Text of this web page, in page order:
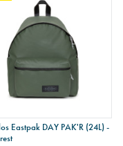
Eastpak DAY PAK'R (24L) -